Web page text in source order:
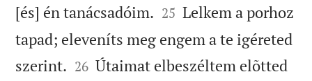
[és] én tanácsadóim. 

25 Lelkem a porhoz
tapad; eleveníts meg engem a te igéreted
szerint. 

26 Útaimat elbeszéltem elõtted